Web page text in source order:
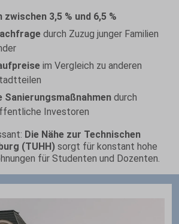
3,5 % und 6,5 %
durch Zuzug junger Familien
im Vergleich zu anderen
Sanierungsmaßnahmen durch
Investoren
Die Nähe zur Technischen
(TUHH) sorgt für konstant hohe
für Studenten und Dozenten.